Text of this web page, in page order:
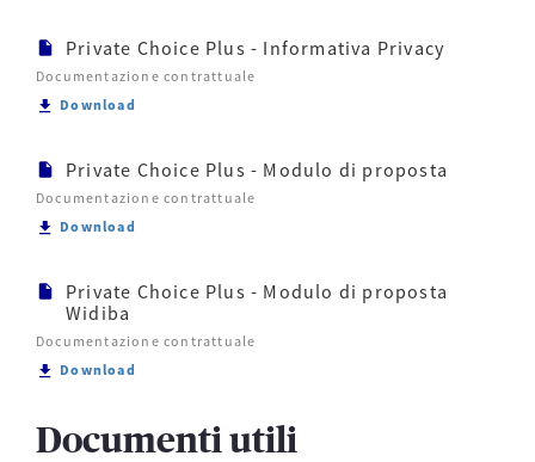
Private Choice Plus - Informativa Privacy
Documentazione contrattuale
Download
Private Choice Plus - Modulo di proposta
Documentazione contrattuale
Download
Private Choice Plus - Modulo di proposta
Widiba
Documentazione contrattuale
Download
Documenti utili